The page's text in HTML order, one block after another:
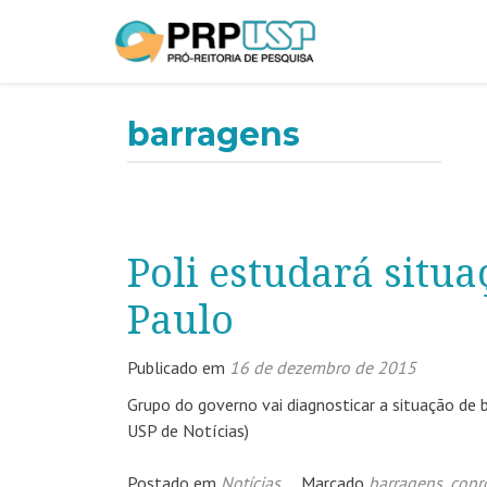
barragens
Poli estudará
Paulo
Publicado em 16 de dezembro de 2015
Grupo do governo vai diagnosticar a situação de
USP de Notícias)
Postado em Notícias Marcado barragens,